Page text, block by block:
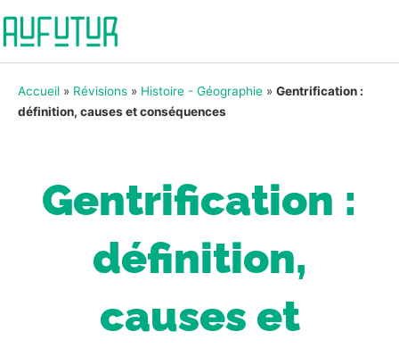
Accueil » Révisions » Histoire - Géographie » Gentrification :
définition, causes et conséquences
Gentrification :
définition,
causes et